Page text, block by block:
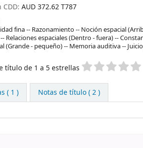
CDD: AUD 372.62 T787
fina -- Razonamiento -- Noción espacial
Relaciones espaciales (Dentro - fuera) --
(Grande - pequeño) -- Memoria auditiva --
título de 1 a 5 estrellas
( 1 ) Notas de título ( 2 )